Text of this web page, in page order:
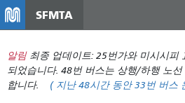
텐
츠
로
SFMTA
알림 최종 업데이트: 25번가와 미시시피
되었습니다. 48번 버스는 상행/하행 노
합니다.
( 지난 48시간 동안33번 버스